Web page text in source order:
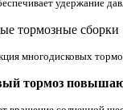
удержание
тормозные сборки
многодисковых
тормоз